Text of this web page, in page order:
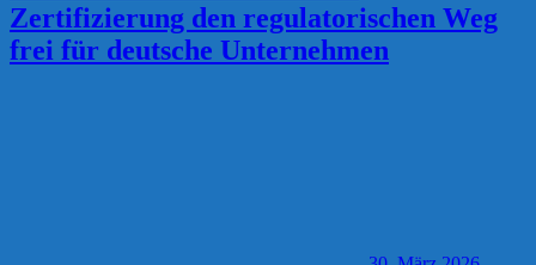
Zertifizierung den regulatorischen Weg
frei für deutsche Unternehmen